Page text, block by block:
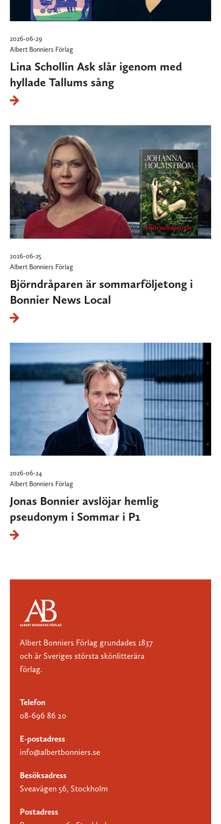
2026-06-29
Albert Bonniers Förlag
Lina Schollin Ask slår igenom med
hyllade Tallums sång
2026-06-25
Albert Bonniers Förlag
Björndråparen är sommarföljetong i
Bonnier News Local
2026-06-24
Albert Bonniers Förlag
Jonas Bonnier avslöjar hemlig
pseudonym i Sommar i P1
Albert Bonniers Förlag grundades 1837
och är Sveriges största skönlitterära
förlag.
Telefon
08-696 86 20
E-postadress
info@albertbonniers.se
Besöksadress
Sveavägen 56, Stockholm
Postadress